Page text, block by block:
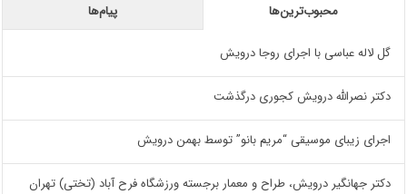
محبوب‌ترین‌ها پیام‌ها
گل لاله عباسی با اجرای روجا درویش
دکتر نصرالله درویش کجوری درگذشت
اجرای زیبای موسیقی “مریم بانو” توسط بهمن درویش
دکتر جهانگیر درویش، طراح و معمار برجسته ورزشگاه فرح آباد (تختی) تهران